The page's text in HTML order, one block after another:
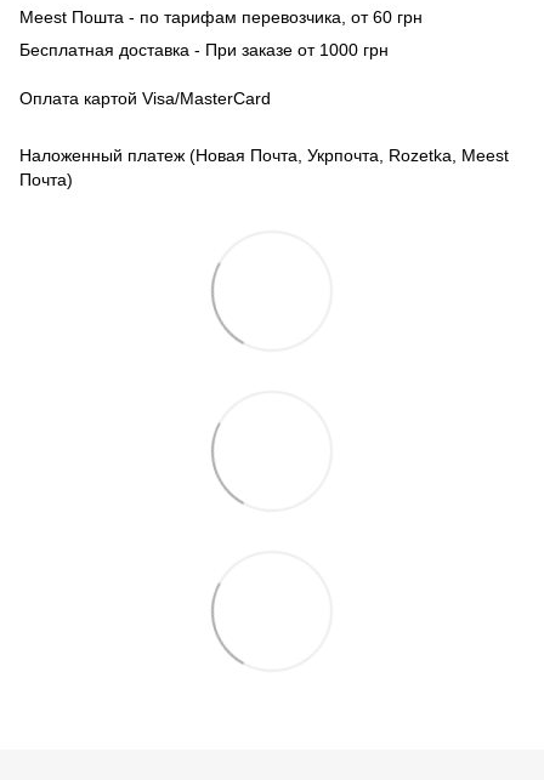
Meest Пошта - по тарифам перевозчика, от 60 грн
Бесплатная доставка - При заказе от 1000 грн
Оплата картой Visa/MasterCard
Наложенный платеж (Новая Почта, Укрпочта, Rozetka, Meest
Почта)